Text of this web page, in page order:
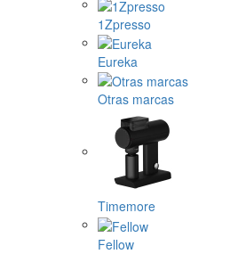
1Zpresso
Eureka
Otras marcas
Timemore
Fellow